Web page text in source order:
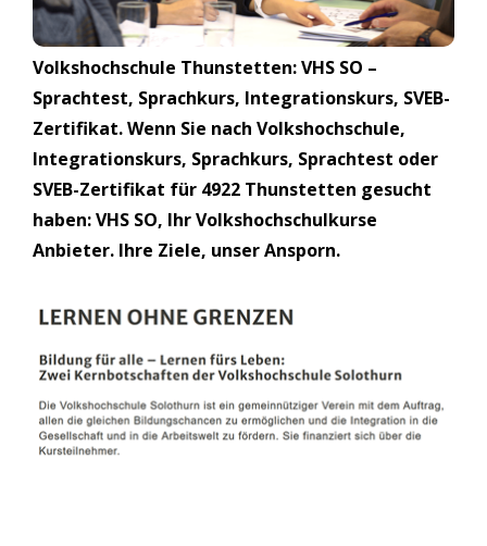
Volkshochschule Thunstetten: VHS SO –
Sprachtest, Sprachkurs, Integrationskurs, SVEB-
Zertifikat. Wenn Sie nach Volkshochschule,
Integrationskurs, Sprachkurs, Sprachtest oder
SVEB-Zertifikat für 4922 Thunstetten gesucht
haben: VHS SO, Ihr Volkshochschulkurse
Anbieter. Ihre Ziele, unser Ansporn.